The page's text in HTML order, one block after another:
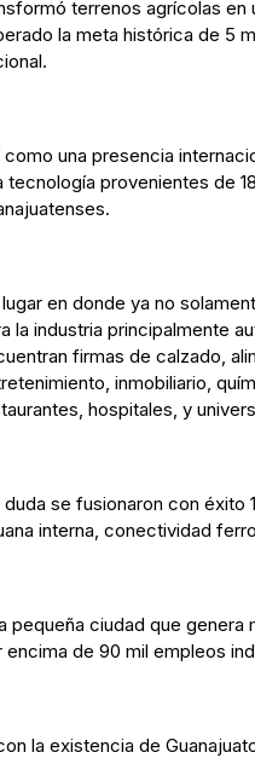
terrenos agrícolas en
la meta histórica de 5
como una presencia
tecnología provenientes de
lugar en donde ya no
la industria principalmente
firmas de calzado,
inmobiliario,
hospitales, y
duda se fusionaron con éxito
interna, conectividad
pequeña ciudad que
encima de 90 mil empleos
la existencia de